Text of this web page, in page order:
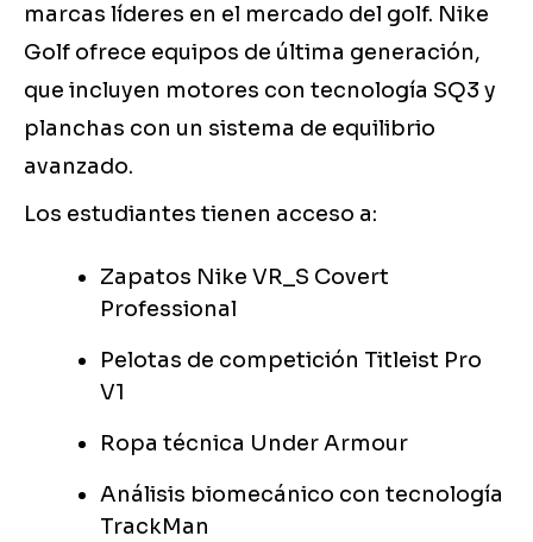
marcas líderes en el mercado del golf. Nike
Golf ofrece equipos de última generación,
que incluyen motores con tecnología SQ3 y
planchas con un sistema de equilibrio
avanzado.
Los estudiantes tienen acceso a:
Zapatos Nike VR_S Covert
Professional
Pelotas de competición Titleist Pro
V1
Ropa técnica Under Armour
Análisis biomecánico con tecnología
TrackMan